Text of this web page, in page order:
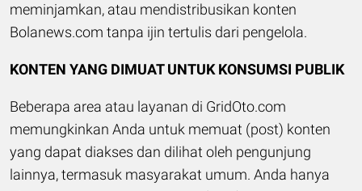
meminjamkan, atau mendistribusikan konten
Bolanews.com tanpa ijin tertulis dari pengelola.
KONTEN YANG DIMUAT UNTUK KONSUMSI PUBLIK
Beberapa area atau layanan di GridOto.com
memungkinkan Anda untuk memuat (post) konten
yang dapat diakses dan dilihat oleh pengunjung
lainnya, termasuk masyarakat umum. Anda hanya